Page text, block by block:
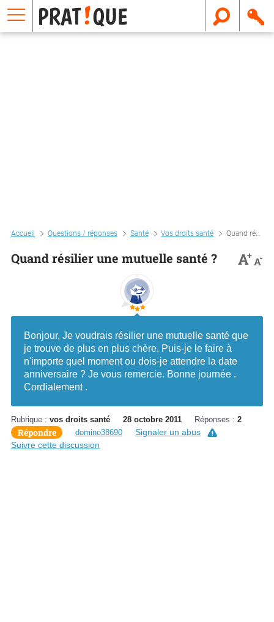
Accueil Questions / réponses Santé Vos droits santé Quand résilier une mutuelle santé ?
Quand résilier une mutuelle santé ? A+A-
Bonjour, Je voudrais résilier une mutuelle santé que
je trouve de plus en plus chère. Puis-je le faire à
n'importe quel moment ou dois-je attendre la date
anniversaire ? Je vous remercie. Bonne journée .
Cordialement .
Rubrique : vos droits santé 28 octobre 2011 Réponses : 2
Répondre domino38690
Signaler un abus
Suivre cette discussion
E
m
a